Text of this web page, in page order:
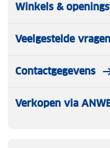
Winkels &
Veelgestelde vragen
Contactgegevens
Verkopen via